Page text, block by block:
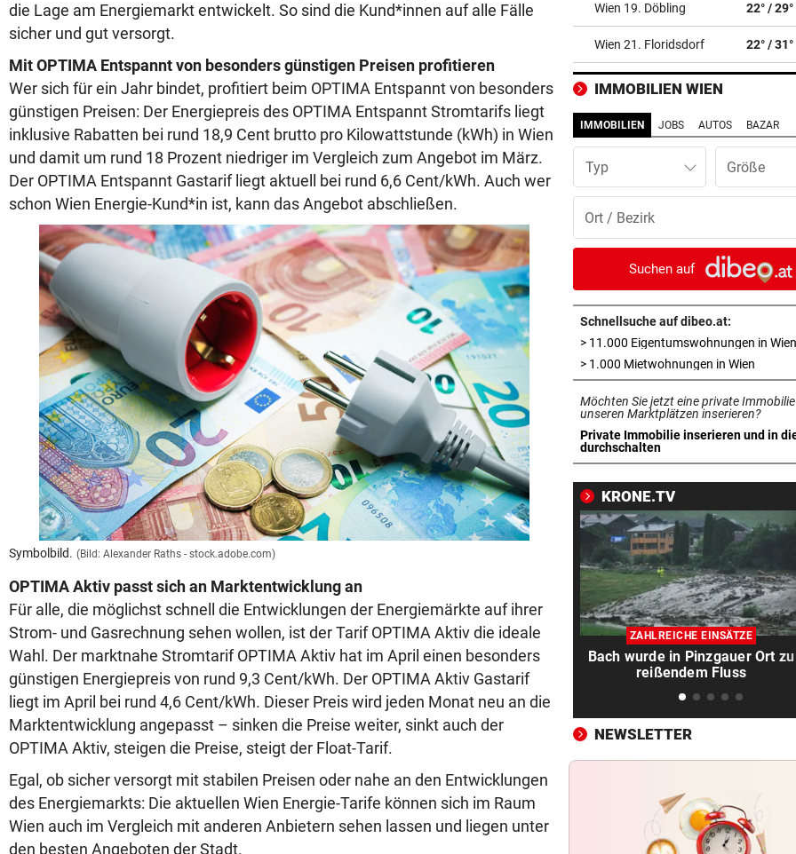
die Lage am Energiemarkt entwickelt. So sind die Kund*innen auf alle Fälle
sicher und gut versorgt.
Mit OPTIMA Entspannt von besonders günstigen Preisen profitieren
Wer sich für ein Jahr bindet, profitiert beim OPTIMA Entspannt von besonders
günstigen Preisen: Der Energiepreis des OPTIMA Entspannt Stromtarifs liegt
inklusive Rabatten bei rund 18,9 Cent brutto pro Kilowattstunde (kWh) in Wien
und damit um rund 18 Prozent niedriger im Vergleich zum Angebot im März.
Der OPTIMA Entspannt Gastarif liegt aktuell bei rund 6,6 Cent/kWh. Auch wer
schon Wien Energie-Kund*in ist, kann das Angebot abschließen.
Symbolbild. (Bild: Alexander Raths - stock.adobe.com)
OPTIMA Aktiv passt sich an Marktentwicklung an
Für alle, die möglichst schnell die Entwicklungen der Energiemärkte auf ihrer
Strom- und Gasrechnung sehen wollen, ist der Tarif OPTIMA Aktiv die ideale
Wahl. Der marktnahe Stromtarif OPTIMA Aktiv hat im April einen besonders
günstigen Energiepreis von rund 9,3 Cent/kWh. Der OPTIMA Aktiv Gastarif
liegt im April bei rund 4,6 Cent/kWh. Dieser Preis wird jeden Monat neu an die
Marktentwicklung angepasst – sinken die Preise weiter, sinkt auch der
OPTIMA Aktiv, steigen die Preise, steigt der Float-Tarif.
Egal, ob sicher versorgt mit stabilen Preisen oder nahe an den Entwicklungen
des Energiemarkts: Die aktuellen Wien Energie-Tarife können sich im Raum
Wien auch im Vergleich mit anderen Anbietern sehen lassen und liegen unter
den besten Angeboten der Stadt.
VERRÜCKTE PARTIE vor
ÖFB-Goalie Wiegele
10-Tore-Spektakel
AUCH STEIRER SIEGEN
4:1! Austria Salzburg lässt
keine Chance
das ist gefährlich“
VERDÄCHTIGER IN HAFT vor
Mehrere Messerangriffe auf
Passanten in Rotterdam
REGIONALLIGA NORD vor
Grünau fertigte
3:0 ab
Kopfball-Tore bescheren GAK
Sieg gegen Lustenau!
Ist die Gesundheitsoffensive
Geld wert?
WIENER FERIENBETREUUNG vor
Extra-Hürden für Mütter
beeinträchtigter Kinder
TRAGISCHE DETAILS
Barca und Co.! Reaktionen
von Jorge Messi
Budapest lahm
RED BULL SALZBURG
Wien 19. Döbling 22° / 29°
Wien 21. Floridsdorf 22° / 31°
IMMOBILIEN WIEN
IMMOBILIEN JOBS AUTOS BAZAR
Typ
Suchen auf
Schnellsuche auf dibeo.at:
> 11.000 Eigentumswohnungen in Wien
> 1.000 Mietwohnungen in Wien
Möchten Sie jetzt eine private
unseren Marktplätzen inserieren?
Private Immobilie inserieren und in
durchschalten
in neuem Tab öffnen
KRONE.TV
ZAHLREICHE EINSÄTZE
Bach wurde in Pinzgauer Ort zu
reißendem Fluss
NEWSLETTER